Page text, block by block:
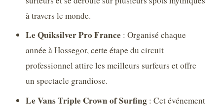
à travers le monde.
Le Quiksilver Pro France : Organisé chaque
année à Hossegor, cette étape du circuit
professionnel attire les meilleurs surfeurs et offre
un spectacle grandiose.
Le Vans Triple Crown of Surfing : Cet événement